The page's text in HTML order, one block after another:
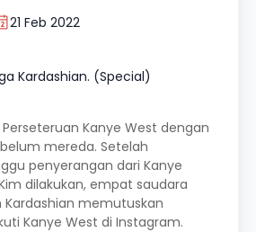
21 Feb 2022
Kardashian. (Special)
Perseteruan Kanye West dengan
mereda. Setelah
penyerangan dari Kanye
dilakukan, empat saudara
memutuskan
Kanye West di Instagram.